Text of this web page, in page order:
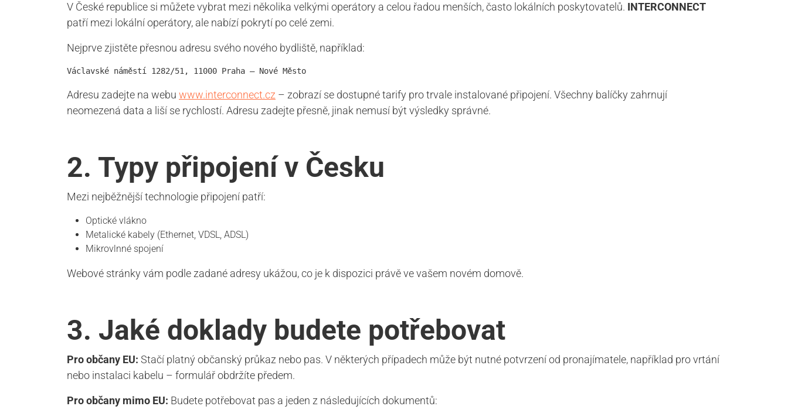
V České republice si můžete vybrat mezi několika velkými operátory a celou řadou menších, často lokálních poskytovatelů. INTERCONNECT
patří mezi lokální operátory, ale nabízí pokrytí po celé zemi.
Nejprve zjistěte přesnou adresu svého nového bydliště, například:
Václavské náměstí 1282/51, 11000 Praha – Nové Město
Adresu zadejte na webu www.interconnect.cz – zobrazí se dostupné tarify pro trvale instalované připojení. Všechny balíčky zahrnují
neomezená data a liší se rychlostí. Adresu zadejte přesně, jinak nemusí být výsledky správné.
2. Typy připojení v Česku
Mezi nejběžnější technologie připojení patří:
Optické vlákno
Metalické kabely (Ethernet, VDSL, ADSL)
Mikrovlnné spojení
Webové stránky vám podle zadané adresy ukážou, co je k dispozici právě ve vašem novém domově.
3. Jaké doklady budete potřebovat
Pro občany EU: Stačí platný občanský průkaz nebo pas. V některých případech může být nutné potvrzení od pronajímatele, například pro vrtání
nebo instalaci kabelu – formulář obdržíte předem.
Pro občany mimo EU: Budete potřebovat pas a jeden z následujících dokumentů: